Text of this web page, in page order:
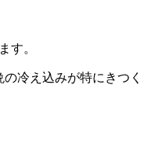
す。
冷え込みが特にきつく